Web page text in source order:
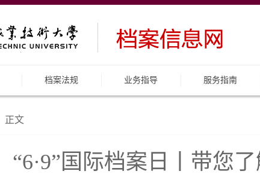
档案法规 业务指导 服务指南
正文
“6·9”国际档案日丨带您